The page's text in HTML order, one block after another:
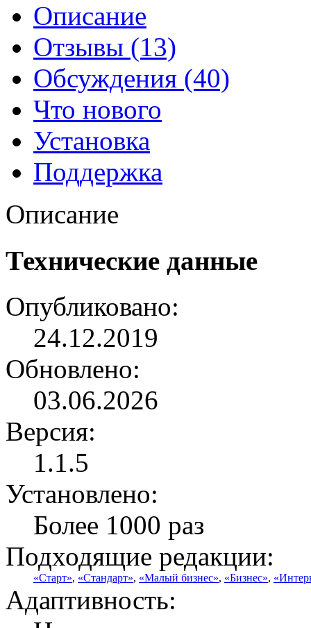
Описание
Отзывы (13)
Обсуждения (40)
Что нового
Установка
Поддержка
Описание
Технические данные
Опубликовано:
24.12.2019
Обновлено:
03.06.2026
Версия:
1.1.5
Установлено:
Более 1000 раз
Подходящие редакции:
«Старт», «Стандарт», «Малый бизнес», «Бизнес»,
Адаптивность: